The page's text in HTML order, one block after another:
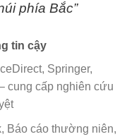
phía Bắc”
tin cậy
Springer,
cung cấp nghiên cứu
Báo cáo thường niên,